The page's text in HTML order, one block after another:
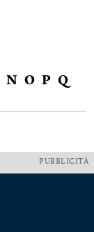
N O P Q
PUBBLICITÀ